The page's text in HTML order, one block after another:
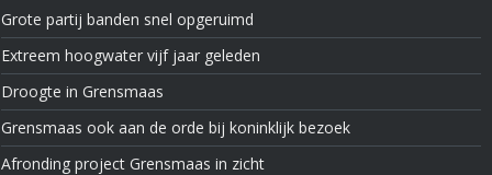
Grote partij banden snel opgeruimd
Extreem hoogwater vijf jaar geleden
Droogte in Grensmaas
Grensmaas ook aan de orde bij koninklijk bezoek
Afronding project Grensmaas in zicht